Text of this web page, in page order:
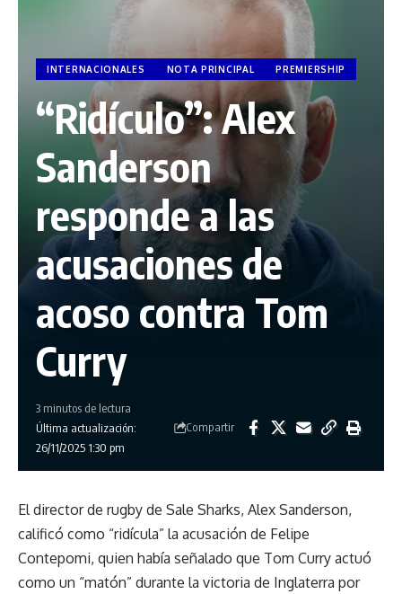
INTERNACIONALES NOTA PRINCIPAL PREMIERSHIP
“Ridículo”: Alex
Sanderson
responde a las
acusaciones de
acoso contra Tom
Curry
Última actualización:
26/11/2025 1:30 pm
3 minutos de lectura
Compartir
El director de rugby de Sale Sharks, Alex Sanderson,
calificó como “ridícula” la acusación de Felipe
Contepomi, quien había señalado que Tom Curry actuó
como un “matón” durante la victoria de Inglaterra por